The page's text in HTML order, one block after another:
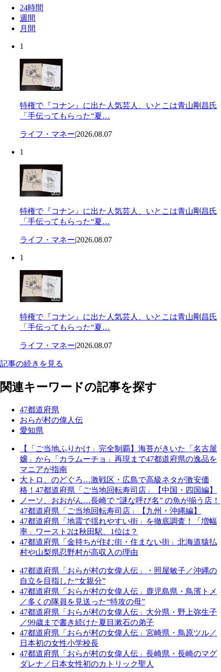
24時間
週間
月間
1
特権で『コナン』に出た人気芸人、いとこは青山剛昌氏
「手伝ってもらった“夏…
ライフ・マネー|2026.08.07
1
特権で『コナン』に出た人気芸人、いとこは青山剛昌氏
「手伝ってもらった“夏…
ライフ・マネー|2026.08.07
1
特権で『コナン』に出た人気芸人、いとこは青山剛昌氏
「手伝ってもらった“夏…
ライフ・マネー|2026.08.07
記事の続きを見る
関連キーワードの記事を探す
47都道府県
おらが村の偉人伝
愛知県
【「ご当地ふりかけ」完全制覇】海苔がきいた「名古屋
嬢」から「カラムーチョ」再現まで47都道府県の逸品を
マニアが指南
大トロ、のどぐろ…激戦区・広島で高級ネタが激安価
格！47都道府県「ご当地回転寿司店」【中国・四国編】
ノーソ、おおがん…長崎で “謎な呼び名” の魚が揃う店！
47都道府県「ご当地回転寿司店」【九州・沖縄編】
47都道府県「地震で揺れやすい街」を徹底調査！「増幅
率」ワースト2は秋田駅、1位は？
47都道府県「金持ちが住む街・住まない街」北海道猿払
村や山梨県忍野村が高収入の理由
47都道府県「おらが村の女偉人伝」・照屋敏子／沖縄の
自立を目指した“女親分”
47都道府県「おらが村の女偉人伝」鹿児島県・鳥濱トメ
／多くの隊員を見送った“特攻の母”
47都道府県「おらが村の女偉人伝」大分県・野上弥生子
／99歳まで書き続けた夏目漱石の弟子
47都道府県「おらが村の女偉人伝」宮崎県・鳥原ツル／
日本初の女性小学校長
47都道府県「おらが村の女偉人伝」長崎県・長崎のマグ
ダレナ／日本女性初のカトリック聖人